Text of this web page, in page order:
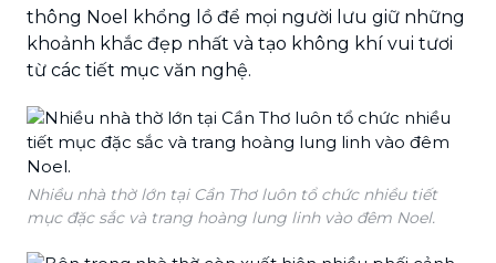
thông Noel khổng lồ để mọi người lưu giữ những
khoảnh khắc đẹp nhất và tạo không khí vui tươi
từ các tiết mục văn nghệ.
Nhiều nhà thờ lớn tại Cần Thơ luôn tổ chức nhiều tiết
mục đặc sắc và trang hoàng lung linh vào đêm Noel.